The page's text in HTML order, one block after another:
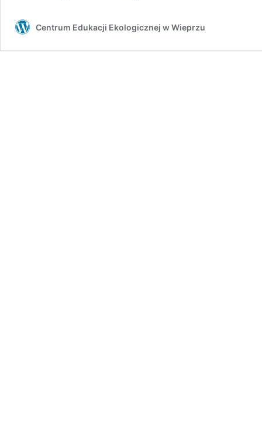
Centrum Edukacji Ekologicznej w Wieprzu